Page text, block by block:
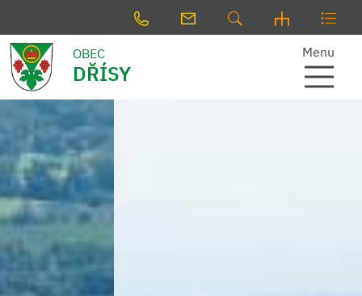
OBEC
DŘÍSY
Menu